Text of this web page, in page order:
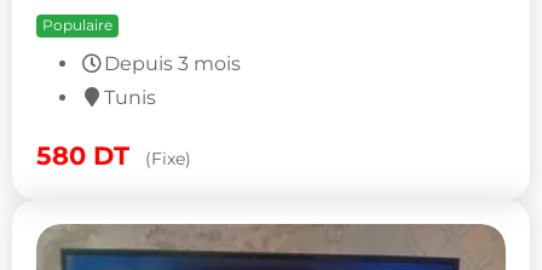
Populaire
Depuis 3 mois
Tunis
580 DT (Fixe)